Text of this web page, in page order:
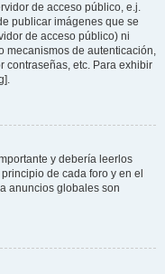
de acceso público, e.j.
publicar imágenes que se
de acceso público) ni
mecanismos de autenticación,
contraseñas, etc. Para exhibir
y debería leerlos
de cada foro y en el
anuncios globales son